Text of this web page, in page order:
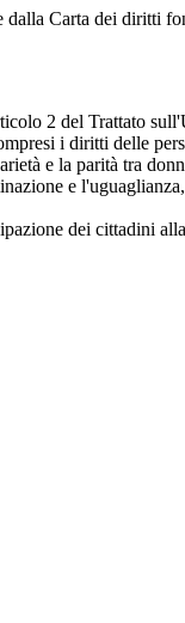
Carta dei diritti
2 del Trattato
i diritti delle
e la parità tra
e
dei cittadini